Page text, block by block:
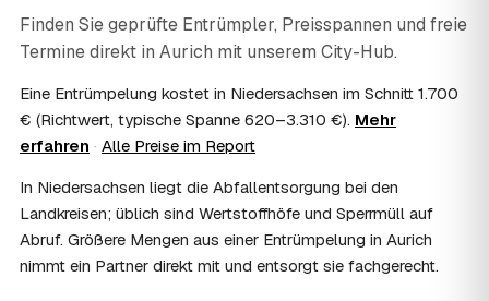
Kosten?
Im Einzelfall ist das möglich — etwa bei einer
Wohnungsauflösung im Rahmen von Sozialhilfe oder
einem vom Amt veranlassten Umzug. Wichtig: Den Antrag
stellen Sie vor Auftragserteilung beim zuständigen Amt
und holen die Kostenübernahme schriftlich ein. AWL
über die Kostenübernahme.
08 Bekomme ich einen Entsorgungsnachweis?
Ja. Die Partner entsorgen über zugelassene Höfe und
stellen auf Wunsch einen Entsorgungsnachweis aus —
Finden Sie geprüfte Entrümpler, Preisspannen und freie
Termine direkt in Aurich mit unserem City-Hub.
Eine Entrümpelung kostet in Niedersachsen im Schnitt 1.700
€ (Richtwert, typische Spanne 620–3.310 €). Mehr
erfahren · Alle Preise im Report
In Niedersachsen liegt die Abfallentsorgung bei den
Landkreisen; üblich sind Wertstoffhöfe und Sperrmüll auf
Abruf. Größere Mengen aus einer Entrümpelung in Aurich
nimmt ein Partner direkt mit und entsorgt sie fachgerecht.